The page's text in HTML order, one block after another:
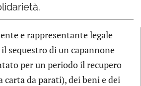
e rappresentante legale
sequestro di un capannone
per un periodo il recupero
da parati), dei beni e dei